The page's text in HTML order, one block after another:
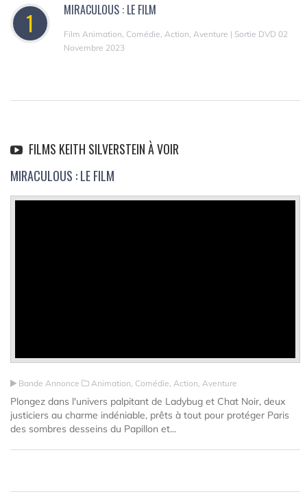
1 MIRACULOUS : LE FILM
Film Animation, Comédie, Action, Aventure | Sortie DVD 02
Novembre 2023
FILMS KEITH SILVERSTEIN À VOIR
MIRACULOUS : LE FILM
Bande Annonce Animation, Comédie, Action, Aventure
Plongez dans l'univers palpitant de Ladybug et Chat Noir, deux
justiciers au charme indéniable, prêts à tout pour protéger Paris
des sombres desseins du Papillon et...